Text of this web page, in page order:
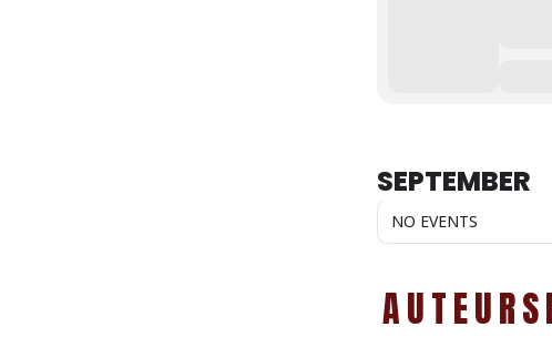
SEPTEMBER
NO EVENTS